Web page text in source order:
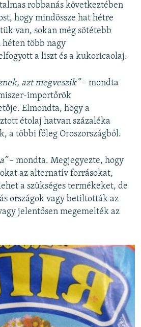
robbanás következtében
hogy mindössze hat hétre
van, sokan még sötétebb
több nagy
a liszt és a kukoricaolaj.
azt megveszik”– mondta
importőrök
Elmondta, hogy a
étolaj hatvan százaléka
a többi főleg Oroszországból.
– mondta. Megjegyezte, hogy
az alternatív forrásokat,
a szükséges termékeket, de
országok vagy betiltották az
jelentősen megemelték az